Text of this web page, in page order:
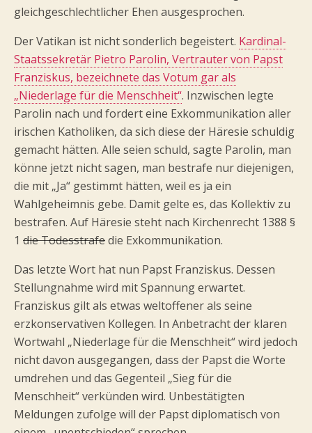
gleichgeschlechtlicher Ehen ausgesprochen.
Der Vatikan ist nicht sonderlich begeistert. Kardinal-
Staatssekretär Pietro Parolin, Vertrauter von Papst
Franziskus, bezeichnete das Votum gar als
„Niederlage für die Menschheit“. Inzwischen legte
Parolin nach und fordert eine Exkommunikation aller
irischen Katholiken, da sich diese der Häresie schuldig
gemacht hätten. Alle seien schuld, sagte Parolin, man
könne jetzt nicht sagen, man bestrafe nur diejenigen,
die mit „Ja“ gestimmt hätten, weil es ja ein
Wahlgeheimnis gebe. Damit gelte es, das Kollektiv zu
bestrafen. Auf Häresie steht nach Kirchenrecht 1388 §
1 die Todesstrafedie Exkommunikation.
Das letzte Wort hat nun Papst Franziskus. Dessen
Stellungnahme wird mit Spannung erwartet.
Franziskus gilt als etwas weltoffener als seine
erzkonservativen Kollegen. In Anbetracht der klaren
Wortwahl „Niederlage für die Menschheit“ wird jedoch
nicht davon ausgegangen, dass der Papst die Worte
umdrehen und das Gegenteil „Sieg für die
Menschheit“ verkünden wird. Unbestätigten
Meldungen zufolge will der Papst diplomatisch von